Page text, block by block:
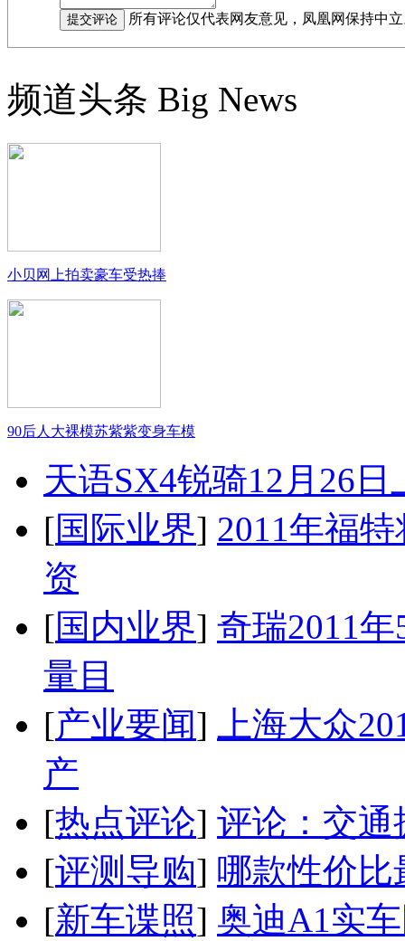
所有评论仅代表网友意见，凤凰网保持中
频道头条 Big News
小贝网上拍卖豪车受热捧
90后人大裸模苏紫紫变身车模
天语SX4锐骑12月26
[国际业界] 2011年福
资
[国内业界] 奇瑞2011
量目
[产业要闻]
上海大众
产
[热点评论] 评论：交通
[评测导购] 哪款性价比
[新车谍照] 奥迪A1实